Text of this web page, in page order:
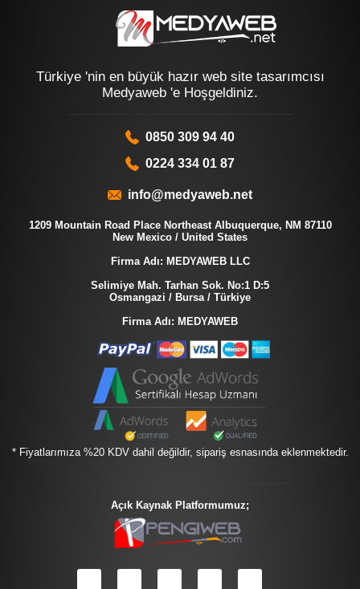
Türkiye 'nin en büyük hazır web site tasarımcısı
Medyaweb 'e Hoşgeldiniz.
0850 309 94 40
0224 334 01 87
info@medyaweb.net
1209 Mountain Road Place Northeast Albuquerque, NM 87110
New Mexico / United States
Firma Adı: MEDYAWEB LLC
Selimiye Mah. Tarhan Sok. No:1 D:5
Osmangazi / Bursa / Türkiye
Firma Adı: MEDYAWEB
* Fiyatlarımıza %20 KDV dahil değildir, sipariş esnasında eklenmektedir.
Açık Kaynak Platformumuz;